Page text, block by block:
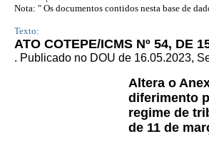
Nota: " Os documentos contidos nesta base de
Texto:
ATO COTEPE/ICMS Nº 54, DE
. Publicado no DOU de 16.05.2023,
Altera o
diferimento
regime de
de 11 de